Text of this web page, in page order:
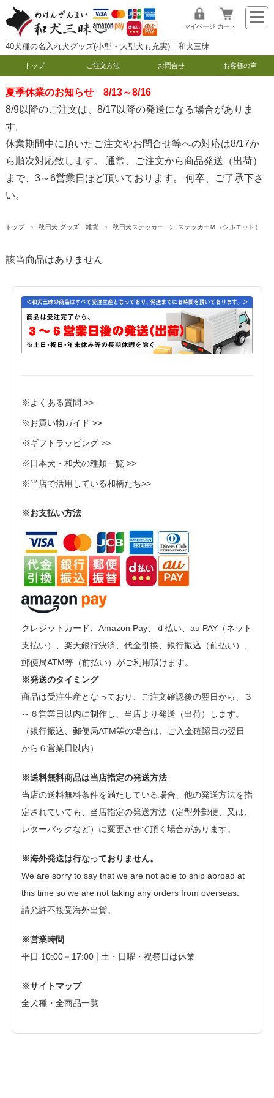
40犬種の名入れ犬グッズ(小型・大型犬も充実)｜和犬三昧
マイページ カート
トップ ご注文方法 お問合せ お客様の声
夏季休業のお知らせ 8/13～8/16
8/9以降のご注文は、8/17以降の発送になる場合がありま
す。
休業期間中に頂いたご注文やお問合せ等への対応は8/17か
ら順次対応致します。 通常、ご注文から商品発送（出荷）
まで、3～6営業日ほど頂いております。 何卒、ご了承下さ
い。
トップ 秋田犬 グッズ・雑貨 秋田犬ステッカー ステッカーＭ（シルエット）
該当商品はありません
※よくある質問 >>
※お買い物ガイド >>
※ギフトラッピング >>
※日本犬・和犬の種類一覧 >>
※当店で活用している和柄たち>>
※お支払い方法
クレジットカード、Amazon Pay、ｄ払い、au PAY（ネット
支払い）、楽天銀行決済、代金引換、銀行振込（前払い）、
郵便局ATM等（前払い）がご利用頂けます。
※発送のタイミング
商品は受注生産となっており、ご注文確認後の翌日から、３
～６営業日以内に制作し、当店より発送（出荷）します。
（銀行振込、郵便局ATM等の場合は、ご入金確認日の翌日
から６営業日以内）
※送料無料商品は当店指定の発送方法
当店の送料無料条件を満たしている場合、他の発送方法を指
定されていても、当店指定の発送方法（定型外郵便、又は、
レターパックなど）に変更させて頂く場合があります。
※海外発送は行なっておりません。
We are sorry to say that we are not able to ship abroad at
this time so we are not taking any orders from overseas.
請允許不接受海外出貨。
※営業時間
平日 10:00－17:00 | 土・日曜・祝祭日は休業
※サイトマップ
全犬種・全商品一覧